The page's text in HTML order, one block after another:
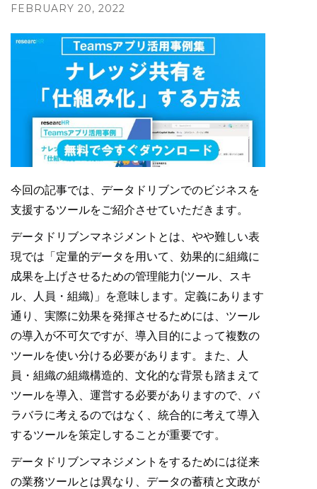
FEBRUARY 20, 2022
今回の記事では、データドリブンでのビジネスを
支援するツールをご紹介させていただきます。
データドリブンマネジメントとは、やや難しい表
現では「定量的データを用いて、効果的に組織に
成果を上げさせるための管理能力(ツール、スキ
ル、人員・組織)」を意味します。定義にあります
通り、実際に効果を発揮させるためには、ツール
の導入が不可欠ですが、導入目的によって複数の
ツールを使い分ける必要があります。また、人
員・組織の組織構造的、文化的な背景も踏まえて
ツールを導入、運営する必要がありますので、バ
ラバラに考えるのではなく、統合的に考えて導入
するツールを策定しすることが重要です。
データドリブンマネジメントをするためには従来
の業務ツールとは異なり、データの蓄積と文政が